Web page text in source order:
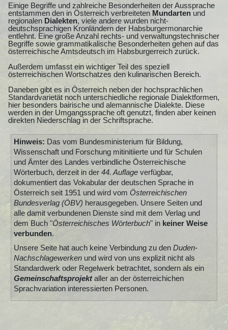
Einige Begriffe und zahlreiche Besonderheiten der Aussprache
entstammen den in Österreich verbreiteten Mundarten und
regionalen Dialekten, viele andere wurden nicht-
deutschsprachigen Kronländern der Habsburgermonarchie
entlehnt. Eine große Anzahl rechts- und verwaltungstechnischer
Begriffe sowie grammatikalische Besonderheiten gehen auf das
österreichische Amtsdeutsch im Habsburgerreich zurück.
Außerdem umfasst ein wichtiger Teil des speziell
österreichischen Wortschatzes den kulinarischen Bereich.
Daneben gibt es in Österreich neben der hochsprachlichen
Standardvarietät noch unterschiedliche regionale Dialektformen,
hier besonders bairische und alemannische Dialekte. Diese
werden in der Umgangssprache oft genutzt, finden aber keinen
direkten Niederschlag in der Schriftsprache.
Hinweis: Das vom Bundesministerium für Bildung,
Wissenschaft und Forschung mitinitiierte und für Schulen
und Ämter des Landes verbindliche Österreichische
Wörterbuch, derzeit in der 44. Auflageverfügbar,
dokumentiert das Vokabular der deutschen Sprache in
Österreich seit 1951 und wird vom Österreichischen
Bundesverlag (ÖBV) herausgegeben. Unsere Seiten und
alle damit verbundenen Dienste sind mit dem Verlag und
dem Buch "Österreichisches Wörterbuch" in keiner Weise
verbunden.
Unsere Seite hat auch keine Verbindung zu den Duden-
Nachschlagewerkenund wird von uns explizit nicht als
Standardwerk oder Regelwerk betrachtet, sondern als ein
Gemeinschaftsprojektaller an der österreichichen
Sprachvariation interessierten Personen.